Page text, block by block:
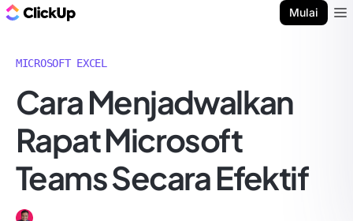
Mulai
MICROSOFT EXCEL
Cara Menjadwalkan
Rapat Microsoft
Teams Secara Efektif